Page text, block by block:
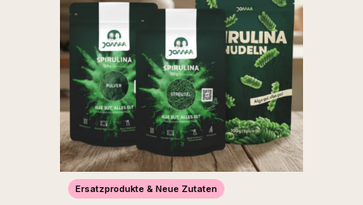
Ersatzprodukte & Neue Zutaten